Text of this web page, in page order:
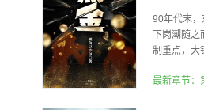
90年代末，
下岗潮随
制重点，大